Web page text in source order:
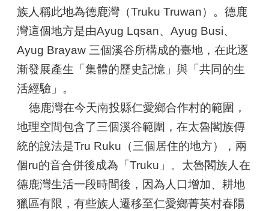
祭
儀
信
仰
建
築
工
藝
樂
舞
文
化
族人稱此地為德鹿灣（Truku Truwan）。德鹿
灣這個地方是由Ayug Lqsan、Ayug Busi、
Ayug Brayaw 三個溪谷所構成的臺地，在此逐
漸發展產生「集體的歷史記憶」與「共同的生
活經驗」。
德鹿灣在今天南投縣仁愛鄉合作村的範圍，
地理空間包含了三個溪谷範圍，在太魯閣族傳
統的說法是Tru Ruku（三個居住的地方），兩
個ru的音合併後成為「Truku」。太魯閣族人在
德鹿灣生活一段時間後，因為人口增加、耕地
獵區有限，有些族人遷移至仁愛鄉菁英村春陽